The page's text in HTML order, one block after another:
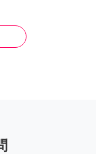
能かど
けます